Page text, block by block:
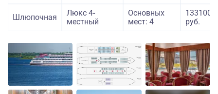
Шлюпочная
Люкс 4-
местный
Основных
мест: 4
133100
руб.